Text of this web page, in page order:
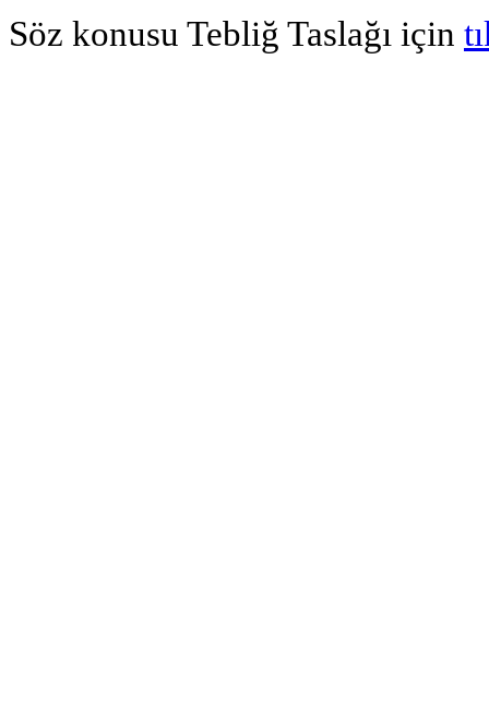
Söz konusu Tebliğ Taslağı için